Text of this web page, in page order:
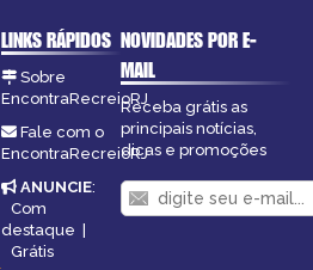
LINKS RÁPIDOS
Sobre
EncontraRecreioRJ
Fale com o
EncontraRecreioRJ
ANUNCIE:
Com
destaque |
Grátis
NOVIDADES POR E-
MAIL
Receba grátis as
principais notícias,
dicas e promoções